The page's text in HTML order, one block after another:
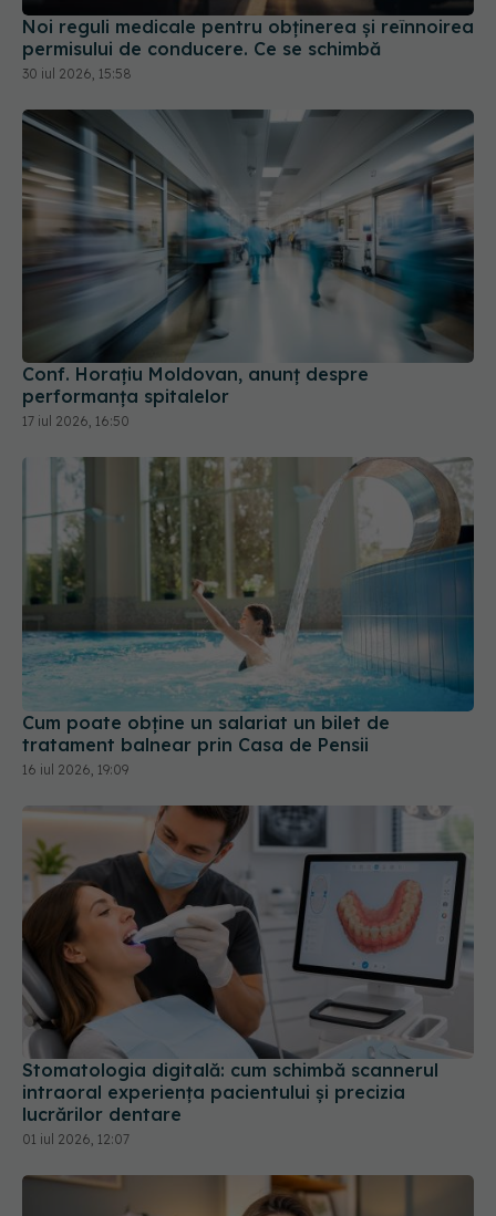
Noi reguli medicale pentru obținerea și reînnoirea
permisului de conducere. Ce se schimbă
30 iul 2026, 15:58
Conf. Horațiu Moldovan, anunț despre
performanța spitalelor
17 iul 2026, 16:50
Cum poate obține un salariat un bilet de
tratament balnear prin Casa de Pensii
16 iul 2026, 19:09
Stomatologia digitală: cum schimbă scannerul
intraoral experiența pacientului și precizia
lucrărilor dentare
01 iul 2026, 12:07